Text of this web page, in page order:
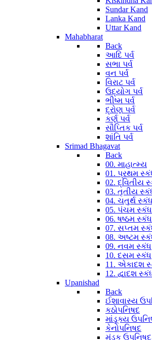
Sundar Kand
Lanka Kand
Uttar Kand
Mahabharat
Back
આદિ પર્વ
સભા પર્વ
વન પર્વ
વિરાટ પર્વ
ઉદ્યોગ પર્વ
ભીષ્મ પર્વ
દ્રોણ પર્વ
કર્ણ પર્વ
સૌપ્તિક પર્વ
શાંતિ પર્વ
Srimad Bhagavat
Back
00. માહાત્મ્ય
01. પ્રથમ
02. દ્વિતીય
03. તૃતીય
04. ચતુર્થ સ્કંધ
05. પંચમ સ્કંધ
06. ષષ્ઠમ સ્કંધ
07. સપ્તમ
08. અષ્ટમ
09. નવમ સ્કંધ
10. દસમ સ્કંધ
11. એકાદશ
12. દ્વાદશ
Upanishad
Back
ઈશાવાસ્ય
કઠોપનિષદ
માંડૂક્ય
કેનોપનિષદ
મુંડક ઉપનિષદ